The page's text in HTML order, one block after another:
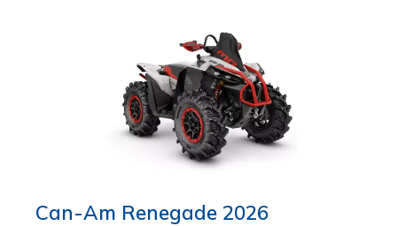
Can-Am Renegade 2026